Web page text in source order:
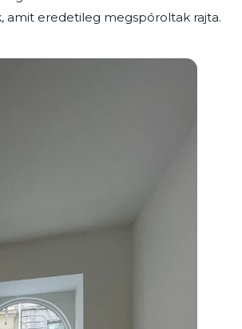
amit eredetileg megspóroltak rajta.